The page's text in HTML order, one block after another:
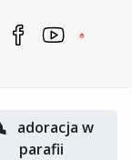
adoracja w
parafii